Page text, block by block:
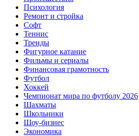
Психология
Ремонт и стройка
Софт
Теннис
Тренды
Фигурное катание
Фильмы и сериалы
Финансовая грамотность
Футбол
Хоккей
Чемпионат мира по футболу 2026
Шахматы
Школьники
Шоу-бизнес
Экономика